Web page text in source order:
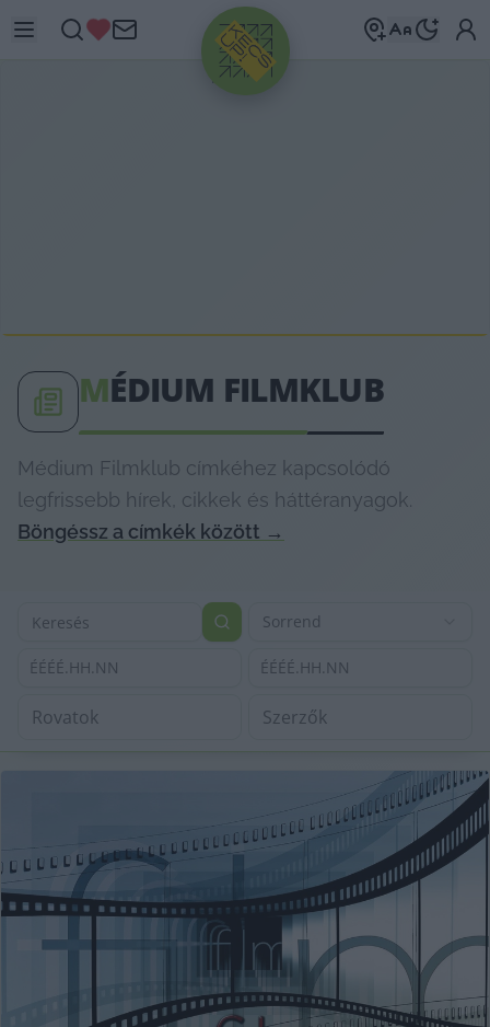
HIRDETÉS
MÉDIUM FILMKLUB
Médium Filmklub címkéhez kapcsolódó
legfrissebb hírek, cikkek és háttéranyagok.
Böngéssz a címkék között →
Sorrend
ÉÉÉÉ.HH.NN ÉÉÉÉ.HH.NN